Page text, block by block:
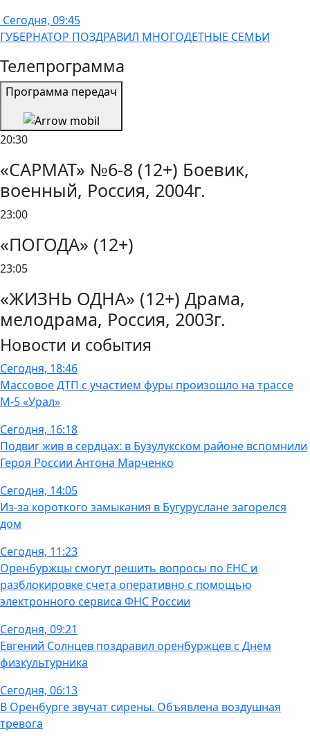
Сегодня, 09:45
ГУБЕРНАТОР ПОЗДРАВИЛ МНОГОДЕТНЫЕ СЕМЬИ
Телепрограмма
Программа передач
20:30
«САРМАТ» №6-8 (12+) Боевик,
военный, Россия, 2004г.
23:00
«ПОГОДА» (12+)
23:05
«ЖИЗНЬ ОДНА» (12+) Драма,
мелодрама, Россия, 2003г.
Новости и события
Сегодня, 18:46
Массовое ДТП с участием фуры произошло на трассе
М-5 «Урал»
Сегодня, 16:18
Подвиг жив в сердцах: в Бузулукском районе вспомнили
Героя России Антона Марченко
Сегодня, 14:05
Из-за короткого замыкания в Бугуруслане загорелся
дом
Сегодня, 11:23
Оренбуржцы смогут решить вопросы по ЕНС и
разблокировке счета оперативно с помощью
электронного сервиса ФНС России
Сегодня, 09:21
Евгений Солнцев поздравил оренбуржцев с Днём
физкультурника
Сегодня, 06:13
В Оренбурге звучат сирены. Объявлена воздушная
тревога